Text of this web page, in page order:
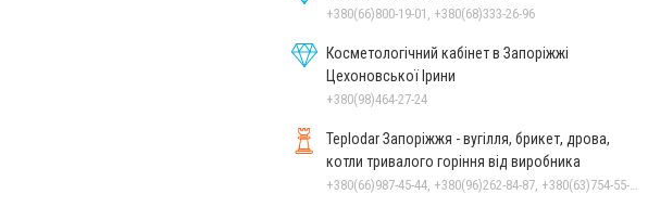
+380(66)800-19-01, +380(68)333-26-96
Косметологічний кабінет в Запоріжжі
Цехоновської Ірини
+380(98)464-27-24
Teplodar Запоріжжя - вугілля, брикет, дрова,
котли тривалого горіння від виробника